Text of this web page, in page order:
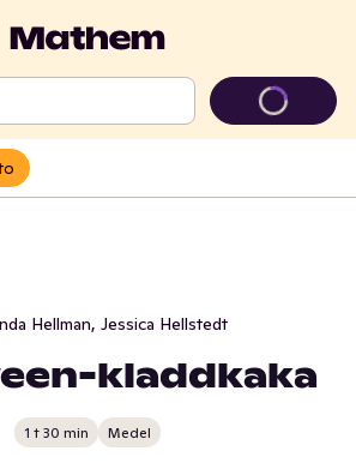
Hellman, Jessica Hellstedt
kladdkaka
1 t 30 min Medel